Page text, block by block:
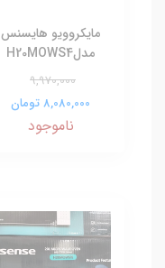
مایکروویو هایسنس
مدلH20MOWS4
9,970,000
8,080,000 تومان
ناموجود